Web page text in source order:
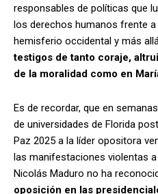
responsables de políticas que
los derechos humanos frente
hemisferio occidental y más
testigos de tanto coraje,
de la moralidad como en
Es de recordar, que en
de universidades de Florida
Paz 2025 a la líder opositora
las manifestaciones violentas
Nicolás Maduro no ha
oposición en las